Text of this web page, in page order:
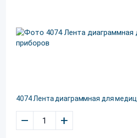
4074 Лента диаграммная для
– +